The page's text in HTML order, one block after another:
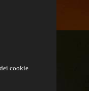
cookie